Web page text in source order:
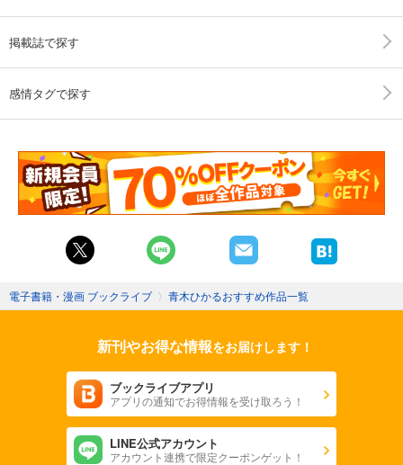
掲載誌で探す
感情タグで探す
電子書籍・漫画 ブックライブ 〉 青木ひかるおすすめ作品一覧
新刊やお得な情報をお届けします！
ブックライブアプリ
アプリの通知でお得情報を受け取ろう！
LINE公式アカウント
アカウント連携で限定クーポンゲット！